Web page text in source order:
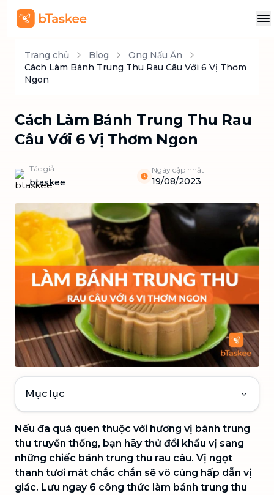
Trang chủ Blog
Ong Nấu Ăn
Cách Làm Bánh Trung Thu Rau Câu Với 6 Vị Thơm
Ngon
Cách Làm Bánh Trung Thu Rau
Câu Với 6 Vị Thơm Ngon
Tác giả
btaskee
Ngày cập nhật
19/08/2023
Mục lục
Nếu đã quá quen thuộc với hương vị bánh trung
thu truyền thống, bạn hãy thử đổi khẩu vị sang
những chiếc bánh trung thu rau câu. Vị ngọt
thanh tươi mát chắc chắn sẽ vô cùng hấp dẫn vị
giác. Lưu ngay 6 công thức làm bánh trung thu